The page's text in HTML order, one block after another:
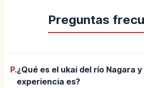
Preguntas
P.¿Qué es el ukai del río Nagara
experiencia es?